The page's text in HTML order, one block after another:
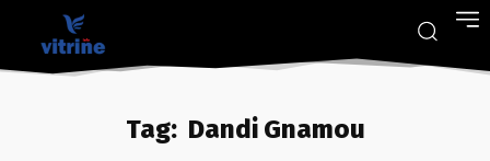
Tag: Dandi Gnamou